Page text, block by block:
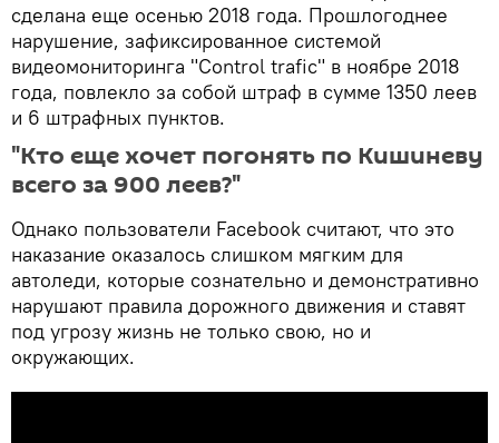
сделана еще осенью 2018 года. Прошлогоднее
нарушение, зафиксированное системой
видеомониторинга "Control trafic" в ноябре 2018
года, повлекло за собой штраф в сумме 1350 леев
и 6 штрафных пунктов.
"Кто еще хочет погонять по Кишиневу
всего за 900 леев?"
Однако пользователи Facebook считают, что это
наказание оказалось слишком мягким для
автоледи, которые сознательно и демонстративно
нарушают правила дорожного движения и ставят
под угрозу жизнь не только свою, но и
окружающих.